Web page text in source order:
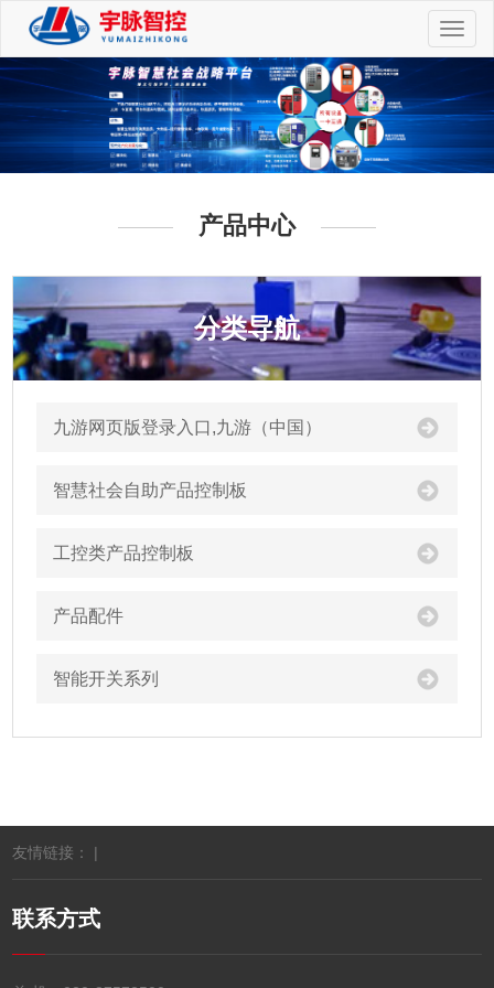
切
换
航
产品中心
分类导航
九游网页版登录入口,九游（中国）
智慧社会自助产品控制板
工控类产品控制板
产品配件
智能开关系列
友情链接： |
联系方式